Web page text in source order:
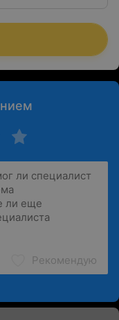
Рекомендую